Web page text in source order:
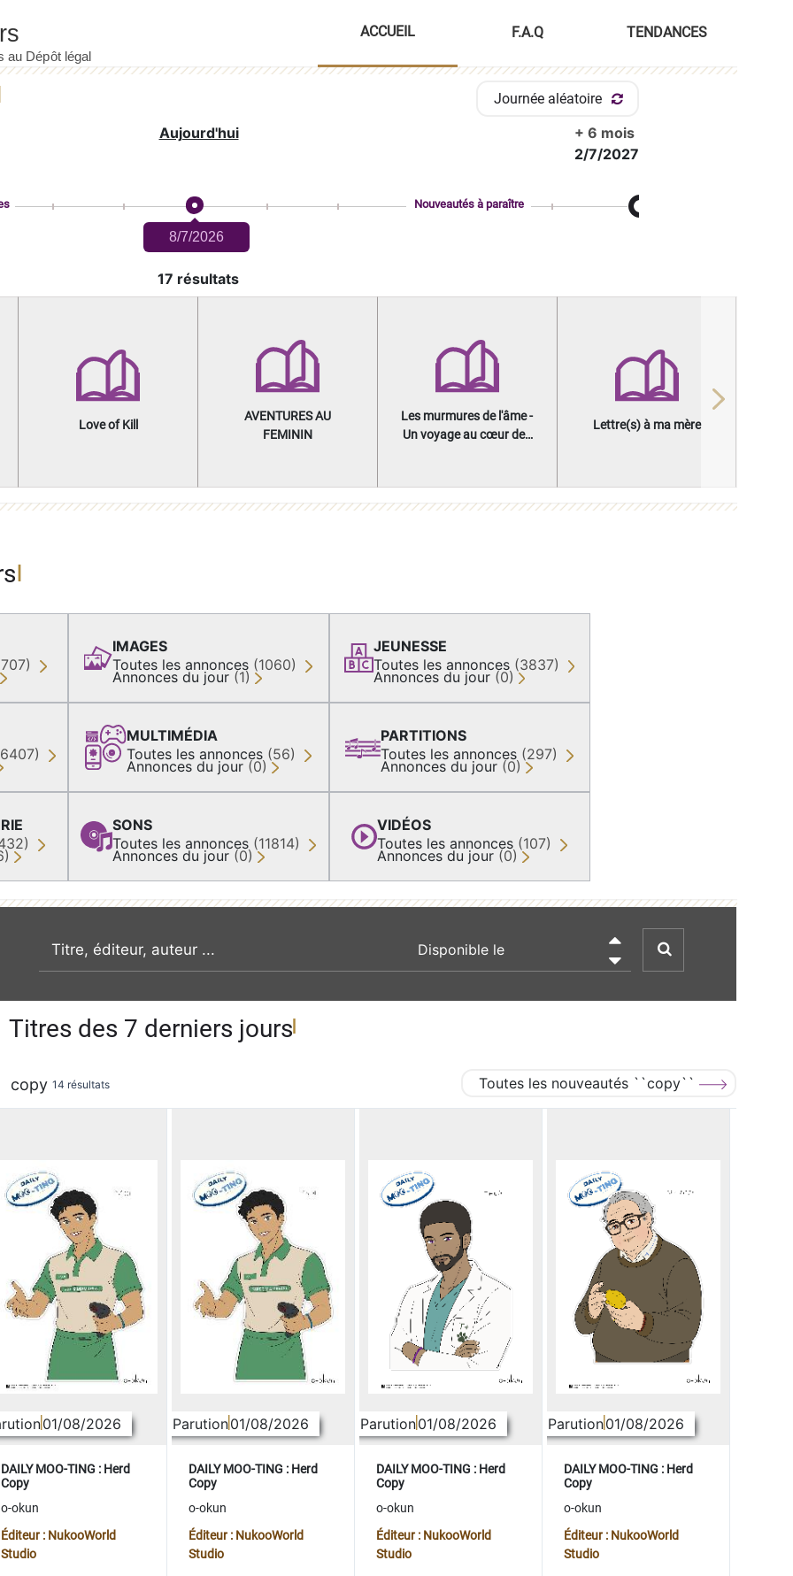
ACCUEIL F.A.Q TENDANCES
Journée aléatoire
Aujourd'hui
+ 6 mois
2/7/2027
8/7/2026
Nouveautés à paraître
17 résultats
Love of Kill
AVENTURES AU
FEMININ
Les murmures de l'âme -
Un voyage au cœur des
Lettre(s) à ma mère
Next
IMAGES
Toutes les annonces (1060)
Annonces du jour (1)
MULTIMÉDIA
Toutes les annonces (56)
Annonces du jour (0)
SONS
Toutes les annonces (11814)
Annonces du jour (0)
JEUNESSE
Toutes les annonces (3837)
Annonces du jour (0)
PARTITIONS
Toutes les annonces (297)
Annonces du jour (0)
VIDÉOS
Toutes les annonces (107)
Annonces du jour (0)
recherche par mot clé

Titres des 7 derniers jours
copy 14 résultats Toutes les nouveautés ``copy``
01/08/2026
DAILY MOO-TING : Herd
Copy
o-okun
Éditeur : NukooWorld
Studio
Parution01/08/2026
DAILY MOO-TING : Herd
Copy
o-okun
Éditeur : NukooWorld
Studio
Parution01/08/2026
DAILY MOO-TING : Herd
Copy
o-okun
Éditeur : NukooWorld
Studio
Parution01/08/2026
DAILY MOO-TING : Herd
Copy
o-okun
Éditeur : NukooWorld
Studio